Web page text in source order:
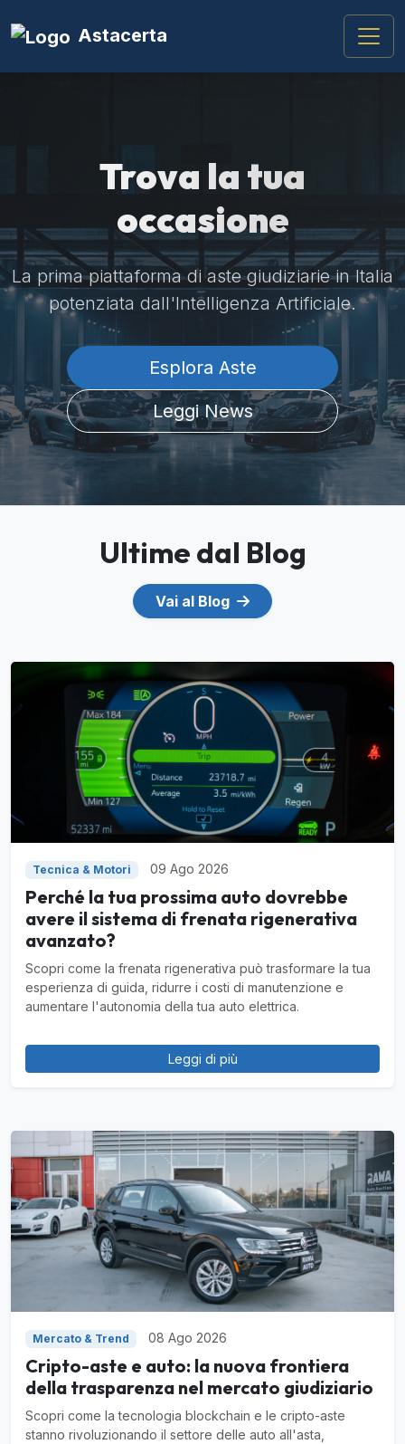
Astacerta
Trova la tua
occasione
La prima piattaforma di aste giudiziarie in Italia
potenziata dall'Intelligenza Artificiale.
Esplora Aste
Leggi News
Ultime dal Blog
Vai al Blog
Tecnica & Motori 09 Ago 2026
Perché la tua prossima auto dovrebbe
avere il sistema di frenata rigenerativa
avanzato?
Scopri come la frenata rigenerativa può trasformare la tua
esperienza di guida, ridurre i costi di manutenzione e
aumentare l'autonomia della tua auto elettrica.
Leggi di più
Mercato & Trend 08 Ago 2026
Cripto-aste e auto: la nuova frontiera
della trasparenza nel mercato giudiziario
Scopri come la tecnologia blockchain e le cripto-aste
stanno rivoluzionando il settore delle auto all'asta,